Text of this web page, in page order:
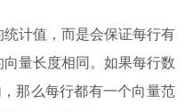
计值，而是会保证每行有
量长度相同。如果每行数
那么每行都有一个向量范